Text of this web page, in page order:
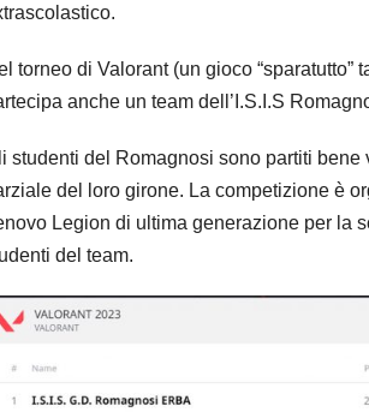
torneo di Valorant (un gioco
anche un team dell’I.S.I.S
studenti del Romagnosi sono partiti
del loro girone. La competizione è
Legion di ultima generazione per la
del team.